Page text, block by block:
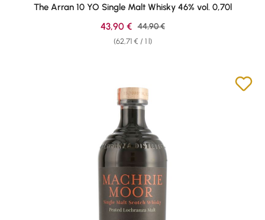
The Arran 10 YO Single Malt Whisky 46% vol. 0,70l
(62,71 € / 1 l)
Sale price:
43,90 € Regular price:
44,90 €